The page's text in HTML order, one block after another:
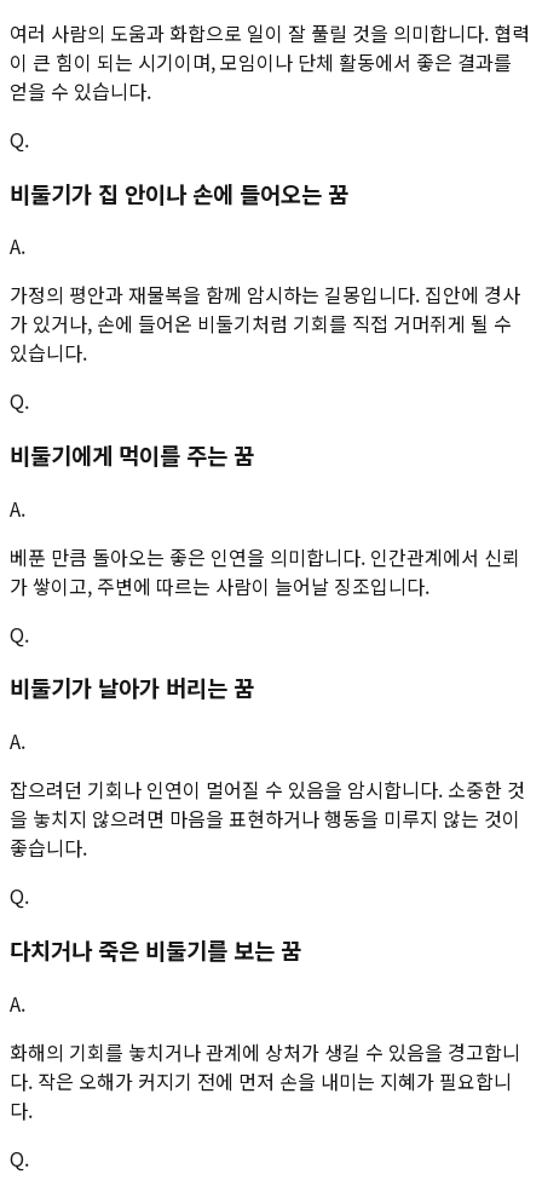
여러 사람의 도움과 화합으로 일이 잘 풀릴 것을 의미합니다. 협력
이 큰 힘이 되는 시기이며, 모임이나 단체 활동에서 좋은 결과를
얻을 수 있습니다.
Q.
비둘기가 집 안이나 손에 들어오는 꿈
A.
가정의 평안과 재물복을 함께 암시하는 길몽입니다. 집안에 경사
가 있거나, 손에 들어온 비둘기처럼 기회를 직접 거머쥐게 될 수
있습니다.
Q.
비둘기에게 먹이를 주는 꿈
A.
베푼 만큼 돌아오는 좋은 인연을 의미합니다. 인간관계에서 신뢰
가 쌓이고, 주변에 따르는 사람이 늘어날 징조입니다.
Q.
비둘기가 날아가 버리는 꿈
A.
잡으려던 기회나 인연이 멀어질 수 있음을 암시합니다. 소중한 것
을 놓치지 않으려면 마음을 표현하거나 행동을 미루지 않는 것이
좋습니다.
Q.
다치거나 죽은 비둘기를 보는 꿈
A.
화해의 기회를 놓치거나 관계에 상처가 생길 수 있음을 경고합니
다. 작은 오해가 커지기 전에 먼저 손을 내미는 지혜가 필요합니
다.
Q.